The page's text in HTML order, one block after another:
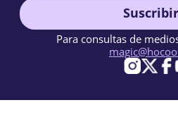
Para consultas de